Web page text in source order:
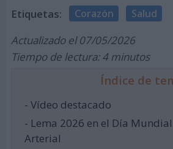
Etiquetas: Corazón Salud
Actualizado el 07/05/2026
Tiempo de lectura: 4 minutos
Índice de
- Vídeo destacado
- Lema 2026 en el Día
Arterial